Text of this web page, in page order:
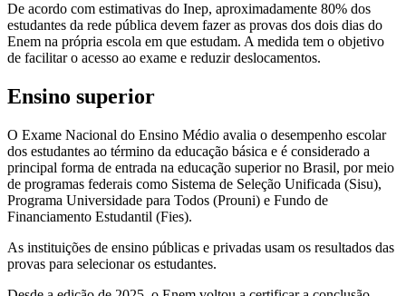
De acordo com estimativas do Inep, aproximadamente 80% dos
estudantes da rede pública devem fazer as provas dos dois dias do
Enem na própria escola em que estudam. A medida tem o objetivo
de facilitar o acesso ao exame e reduzir deslocamentos.
Ensino superior
O Exame Nacional do Ensino Médio avalia o desempenho escolar
dos estudantes ao término da educação básica e é considerado a
principal forma de entrada na educação superior no Brasil, por meio
de programas federais como Sistema de Seleção Unificada (Sisu),
Programa Universidade para Todos (Prouni) e Fundo de
Financiamento Estudantil (Fies).
As instituições de ensino públicas e privadas usam os resultados das
provas para selecionar os estudantes.